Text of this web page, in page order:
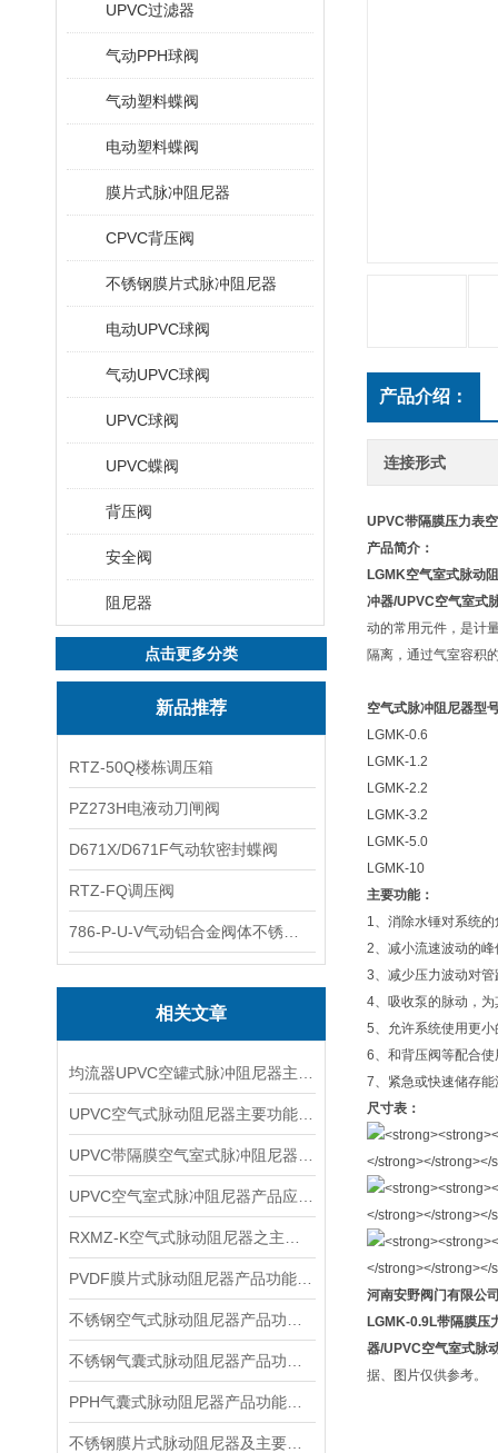
UPVC过滤器
气动PPH球阀
气动塑料蝶阀
电动塑料蝶阀
膜片式脉冲阻尼器
CPVC背压阀
不锈钢膜片式脉冲阻尼器
电动UPVC球阀
气动UPVC球阀
UPVC球阀
UPVC蝶阀
背压阀
安全阀
阻尼器
点击更多分类
新品推荐
RTZ-50Q楼栋调压箱
PZ273H电液动刀闸阀
D671X/D671F气动软密封蝶阀
RTZ-FQ调压阀
相关文章
产品介绍：
连接形式
UPVC带隔膜压力表
产品简介：
LGMK空气室式脉动
冲器/UPVC空气室式
动的常用元件，是计
隔离，通过气室容积
空气式脉冲阻尼器型
LGMK-0.6
LGMK-1.2
LGMK-2.2
LGMK-3.2
LGMK-5.0
LGMK-10
主要功能：
1、消除水锤对系统的
2、减小流速波动的
3、减少压力波动对
4、吸收泵的脉动，
5、允许系统使用更
6、和背压阀等配合
7、紧急或快速储存
尺寸表：
河南安野阀门有限公
LGMK-0.9L带隔膜压
器/UPVC空气室式脉
据、图片仅供参考。